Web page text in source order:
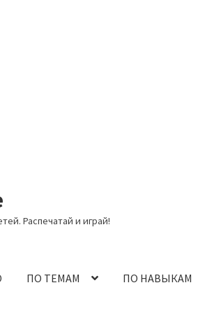
Распечатай и играй!
ПО ТЕМАМ ПО НАВЫКАМ